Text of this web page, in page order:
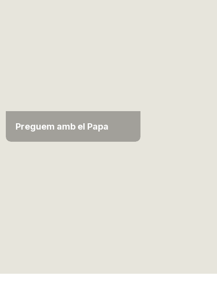
Preguem amb el Papa